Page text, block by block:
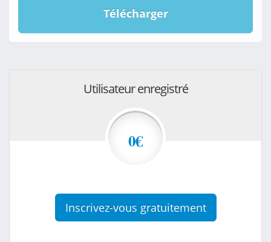
Télécharger
Utilisateur enregistré
0€
Inscrivez-vous gratuitement